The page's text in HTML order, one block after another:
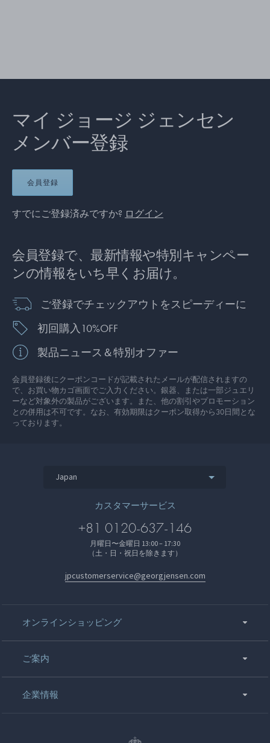
マイ ジョージ ジェンセン
メンバー登録
会員登録
すでにご登録済みですか? ログイン
会員登録で、最新情報や特別キャンペー
ンの情報をいち早くお届け。
ご登録でチェックアウトをスピーディーに
初回購入10%OFF
製品ニュース＆特別オファー
会員登録後にクーポンコードが記載されたメールが配信されますの
で、お買い物カゴ画面でご入力ください。銀器、または一部ジュエリ
ーなど対象外の製品がございます。また、他の割引やプロモーション
との併用は不可です。なお、有効期限はクーポン取得から30日間とな
っております。
Japan
カスタマーサービス
+81 0120-637-146
月曜日〜金曜日 13:00 – 17:30
（土・日・祝日を除きます）
jpcustomerservice@georgjensen.com
オンラインショッピング
ご案内
企業情報